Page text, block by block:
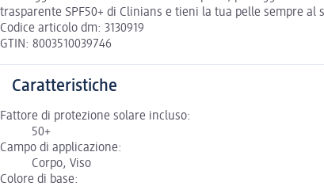
trasparente SPF50+ di Clinians e tieni la tua pelle sempre al
Codice articolo dm: 3130919
GTIN: 8003510039746
Caratteristiche
Fattore di protezione solare incluso:
50+
Campo di applicazione:
Corpo, Viso
Colore di base: